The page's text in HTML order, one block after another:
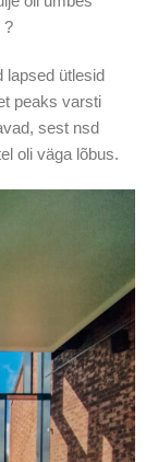
?
lapsed ütlesid
peaks varsti
sest nsd
oli väga lõbus.